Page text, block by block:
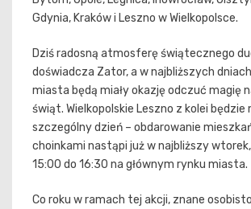
Gdynia, Kraków i Leszno w Wielkopolsce.
Dziś radosną atmosferę świątecznego
doświadcza Zator, a w najbliższych
miasta będą miały okazję odczuć magię
świąt. Wielkopolskie Leszno z kolei będzie
szczególny dzień – obdarowanie
choinkami nastąpi już w najbliższy
15:00 do 16:30 na głównym rynku miasta.
Co roku w ramach tej akcji, znane